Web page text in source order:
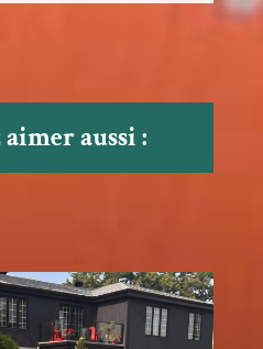
aussi :